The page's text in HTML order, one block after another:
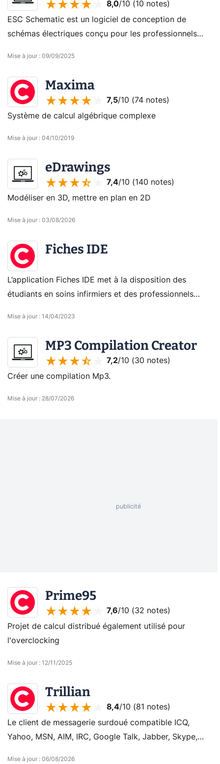
8,0/10 (10 notes)
ESC Schematic est un logiciel de conception de
schémas électriques conçu pour les professionnels
et des projets techniques.
Mise à jour : 09/09/2025
Maxima
7,5/10 (74 notes)
Système de calcul algébrique complexe
Mise à jour : 04/10/2019
eDrawings
7,4/10 (140 notes)
Modéliser en 3D, mettre en plan en 2D
Mise à jour : 03/08/2026
Fiches IDE
L’application Fiches IDE met à la disposition des
étudiants en soins infirmiers et des professionnels
publicités.
Mise à jour : 14/04/2023
MP3 Compilation Creator
7,2/10 (30 notes)
Créer une compilation Mp3.
Mise à jour : 28/07/2026
Prime95
7,6/10 (32 notes)
Projet de calcul distribué également utilisé pour
l'overclocking
Mise à jour : 12/11/2025
Trillian
8,4/10 (81 notes)
Le client de messagerie surdoué compatible ICQ,
Yahoo, MSN, AIM, IRC, Google Talk, Jabber, Skype,
Mise à jour : 06/08/2026